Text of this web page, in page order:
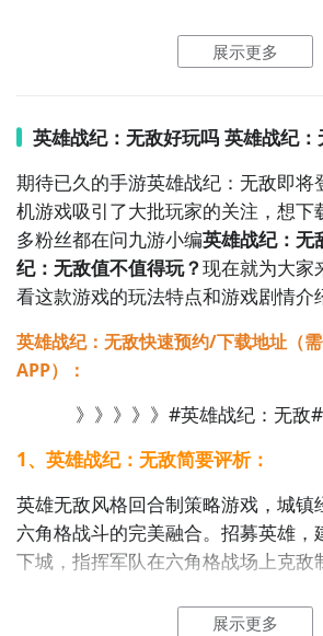
斗强调技能预判与走位，装备词条与
7. 《精灵盛典：黎明》
盛趣游戏代理的魔幻MMO，获《奇
复刻经典三转、攻城战与暗黑式装备
图攻城、实时语音指挥、跨服“荣耀
契约”双战斗单位设定，强化策略性
8. 《龙族幻想》
祖龙娱乐研发、腾讯发行的次世代
幻4引擎打造电影级画面；首创“动态
理碰撞”与“龙晶共鸣”组队增益系统，
谜，PvP“龙渊战场”支持战术标记与
9. 《莽荒纪：星辰变》
改编自我吃西红柿同名小说
，搜索英雄战纪：
会看到一个下载按钮，分别是【高速
好的解决下载耗时长的问题。如图所
展示更多
英雄战纪：无敌好玩吗 英雄战纪
期待已久的手游英雄战纪：无敌即将
机游戏吸引了大批玩家的关注，想下
多粉丝都在问九游小编英雄战纪：无
纪：无敌值不值得玩？现在就为大家
看这款游戏的玩法特点和游戏剧情介
英雄战纪：无敌快速预约/下载地址（
APP）：
》》》》》#英雄战纪：无敌
1、英雄战纪：无敌简要评析：
英雄无敌风格回合制策略游戏，城镇
六角格战斗的完美融合。招募英雄，
下城，指挥军队在六角格战场上克敌
2、英雄战纪：无敌图片欣赏：
展示更多